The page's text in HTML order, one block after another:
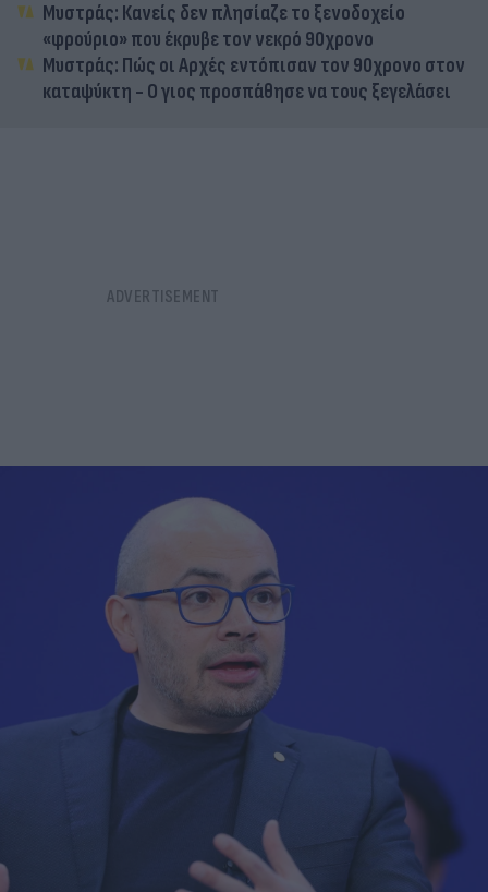
Μυστράς: Κανείς δεν πλησίαζε το ξενοδοχείο
«φρούριο» που έκρυβε τον νεκρό 90χρονο
Μυστράς: Πώς οι Αρχές εντόπισαν τον 90χρονο στον
καταψύκτη - Ο γιος προσπάθησε να τους ξεγελάσει